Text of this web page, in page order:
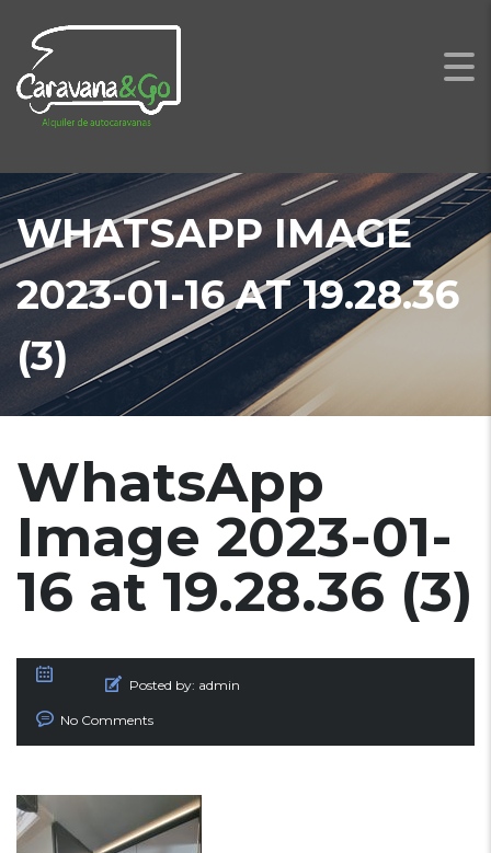
WHATSAPP IMAGE
2023-01-16 AT 19.28.36
(3)
WhatsApp
Image 2023-01-
16 at 19.28.36 (3)
Posted by: admin
No Comments